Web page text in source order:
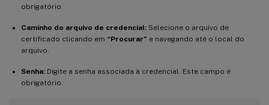
obrigatório.
Caminho do arquivo de credencial: Selecione o arquivo de
certificado clicando em “Procurar” e navegando até o local do
arquivo.
Senha: Digite a senha associada à credencial. Este campo é
obrigatório.